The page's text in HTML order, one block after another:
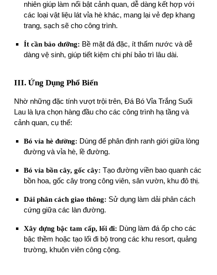
nhiên giúp làm nổi bật cảnh quan, dễ dàng kết hợp với
các loại vật liệu lát vỉa hè khác, mang lại vẻ đẹp khang
trang, sạch sẽ cho công trình.
Ít cần bảo dưỡng: Bề mặt đá đặc, ít thấm nước và dễ
dàng vệ sinh, giúp tiết kiệm chi phí bảo trì lâu dài.
III. Ứng Dụng Phổ Biến
Nhờ những đặc tính vượt trội trên, Đá Bó Vỉa Trắng Suối
Lau là lựa chọn hàng đầu cho các công trình hạ tầng và
cảnh quan, cụ thể:
Bó vỉa hè đường: Dùng để phân định ranh giới giữa lòng
đường và vỉa hè, lề đường.
Bó vỉa bồn cây, gốc cây: Tạo đường viền bao quanh các
bồn hoa, gốc cây trong công viên, sân vườn, khu đô thị.
Dải phân cách giao thông: Sử dụng làm dải phân cách
cứng giữa các làn đường.
Xây dựng bậc tam cấp, lối đi: Dùng làm đá ốp cho các
bậc thềm hoặc tạo lối đi bộ trong các khu resort, quảng
trường, khuôn viên công cộng.